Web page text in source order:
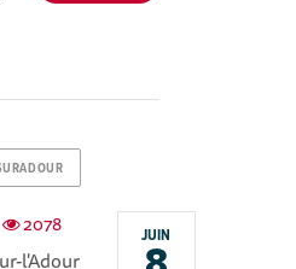
JUIN
2078
l'Adour